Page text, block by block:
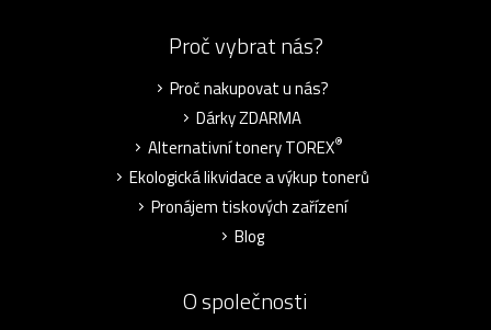
Proč vybrat nás?
Proč nakupovat u nás?
Dárky ZDARMA
Alternativní tonery TOREX®
Ekologická likvidace a výkup tonerů
Pronájem tiskových zařízení
Blog
O společnosti